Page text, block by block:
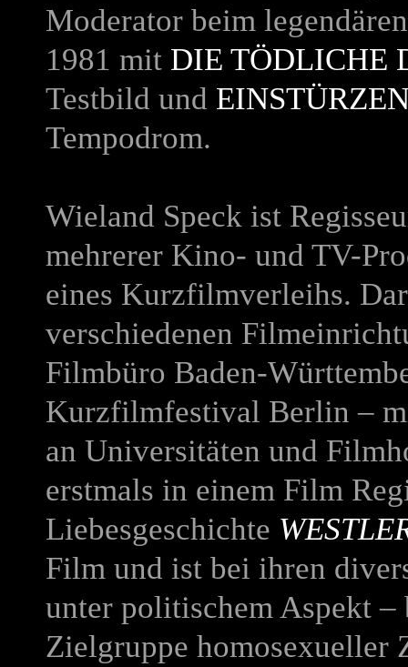
Moderator beim
1981 mit DIE TÖDLICHE
Testbild und
Tempodrom.
Wieland Speck ist
mehrerer Kino- und TV-
eines Kurzfilmverleihs.
verschiedenen
Filmbüro Baden-
Kurzfilmfestival Berlin –
an Universitäten und
erstmals in einem Film
Liebesgeschichte
Film und ist bei ihren
unter politischem Aspekt
Zielgruppe homosexueller